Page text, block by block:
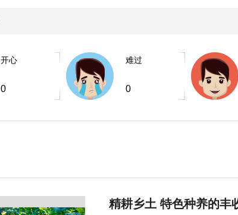
开心
0
难过
0
精耕乡土 特色种养的丰